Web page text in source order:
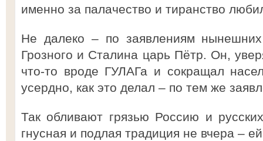
именно за палачество и тиранство
Не далеко – по заявлениям
Грозного и Сталина царь Пётр. Он,
что-то вроде ГУЛАГа и сокращал
усердно, как это делал – по тем же
Так обливают грязью Россию и
гнусная и подлая традиция не вчера –